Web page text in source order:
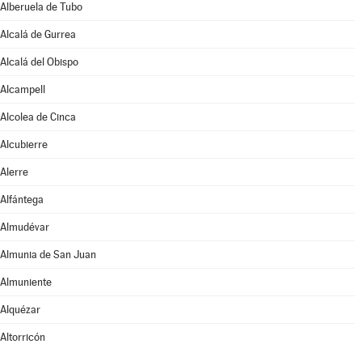
Alberuela de Tubo
Alcalá de Gurrea
Alcalá del Obispo
Alcampell
Alcolea de Cinca
Alcubierre
Alerre
Alfántega
Almudévar
Almunia de San Juan
Almuniente
Alquézar
Altorricón